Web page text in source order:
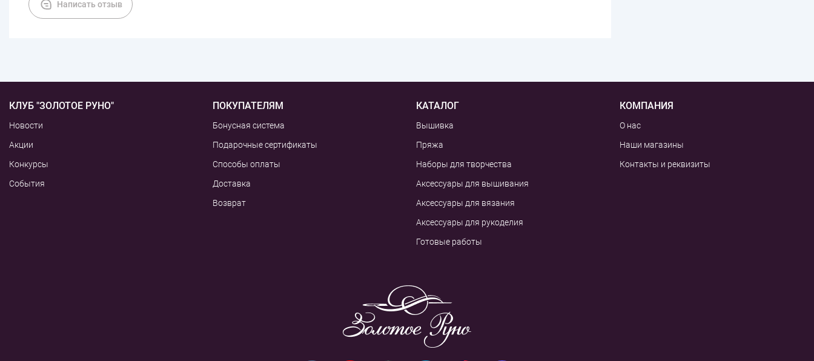
Написать отзыв
КЛУБ "ЗОЛОТОЕ РУНО"
Новости
Акции
Конкурсы
События
ПОКУПАТЕЛЯМ
Бонусная система
Подарочные сертификаты
Способы оплаты
Доставка
Возврат
КАТАЛОГ
Вышивка
Пряжа
Наборы для творчества
Аксессуары для вышивания
Аксессуары для вязания
Аксессуары для рукоделия
Готовые работы
КОМПАНИЯ
О нас
Наши магазины
Контакты и реквизиты